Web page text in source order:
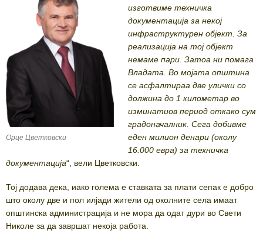
Орце Цветковски
изготвиме техничка
документација за некој
инфраструктурен објект. За
реализација на тој објект
немаме пари. Затоа ни помага
Владата. Во мојата општина
се асфалтираа две улички со
должина до 1 километар во
изминатиов период откако сум
градоначалник. Сега добивме
еден милион денари (околу
16.000 евра) за техничка
документација“, вели Цветковски.
Тој додава дека, иако голема е ставката за плати сепак е добро
што околу две и пол илјади жители од околните села имаат
општинска администрација и не мора да одат дури во Свети
Николе за да завршат некоја работа.